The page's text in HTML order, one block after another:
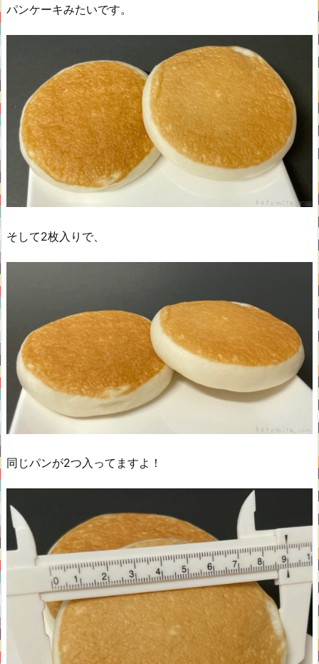
パンケーキみたいです。
そして2枚入りで、
同じパンが2つ入ってますよ！